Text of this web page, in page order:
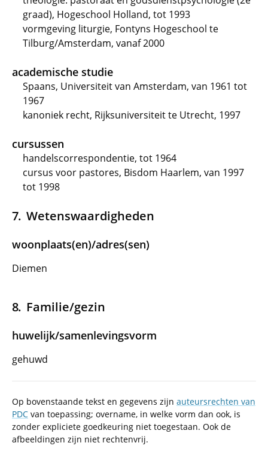
graad), Hogeschool Holland, tot 1993
vormgeving liturgie, Fontyns Hogeschool te
Tilburg/Amsterdam, vanaf 2000
academische studie
Spaans, Universiteit van Amsterdam, van 1961 tot
1967
kanoniek recht, Rijksuniversiteit te Utrecht, 1997
cursussen
handelscorrespondentie, tot 1964
cursus voor pastores, Bisdom Haarlem, van 1997
tot 1998
Wetenswaardigheden
woonplaats(en)/adres(sen)
Diemen
Familie/gezin
huwelijk/samenlevingsvorm
gehuwd
Op bovenstaande tekst en gegevens zijn auteursrechten van
PDC van toepassing; overname, in welke vorm dan ook, is
zonder expliciete goedkeuring niet toegestaan. Ook de
afbeeldingen zijn niet rechtenvrij.